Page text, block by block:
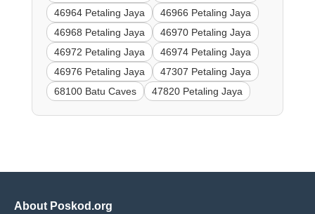
46964 Petaling Jaya
46966 Petaling Jaya
46968 Petaling Jaya
46970 Petaling Jaya
46972 Petaling Jaya
46974 Petaling Jaya
46976 Petaling Jaya
47307 Petaling Jaya
68100 Batu Caves
47820 Petaling Jaya
About Poskod.org